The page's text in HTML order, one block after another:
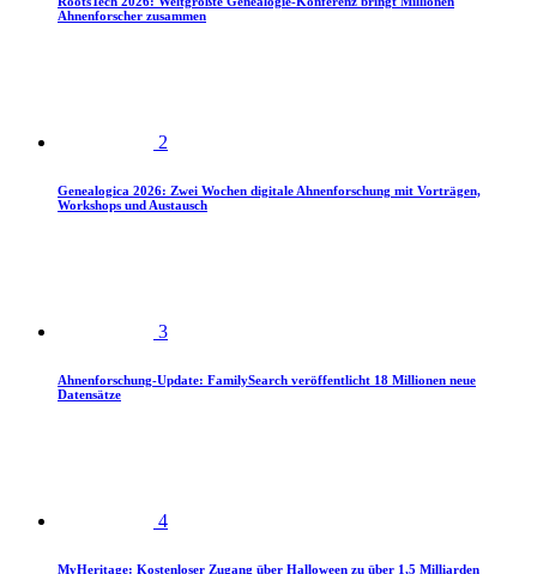
Ahnenforscher zusammen
2
Genealogica 2026: Zwei Wochen digitale Ahnenforschung mit Vorträgen,
Workshops und Austausch
3
Ahnenforschung-Update: FamilySearch veröffentlicht 18 Millionen neue
Datensätze
4
MyHeritage: Kostenloser Zugang über Halloween zu über 1,5 Milliarden